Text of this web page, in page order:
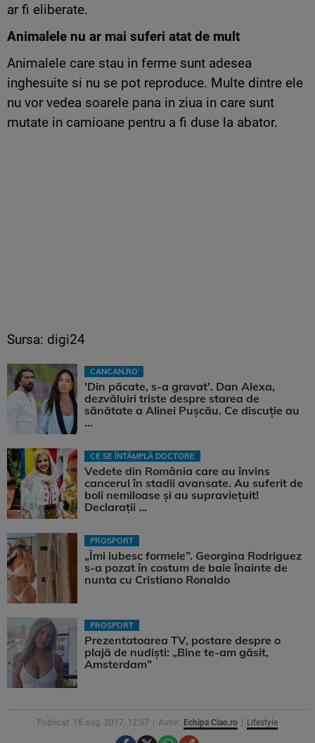
ar fi eliberate.
Animalele nu ar mai suferi atat de mult
Animalele care stau in ferme sunt adesea
inghesuite si nu se pot reproduce. Multe dintre ele
nu vor vedea soarele pana in ziua in care sunt
mutate in camioane pentru a fi duse la abator.
Sursa: digi24
CANCAN.RO
'Din păcate, s-a gravat'. Dan Alexa,
dezvăluiri triste despre starea de
sănătate a Alinei Pușcău. Ce discuție au
...
CE SE ÎNTÂMPLĂ DOCTORE
Vedete din România care au învins
cancerul în stadii avansate. Au suferit de
boli nemiloase şi au supravieţuit!
Declarații ...
PROSPORT
„Îmi iubesc formele”. Georgina Rodriguez
s-a pozat în costum de baie înainte de
nunta cu Cristiano Ronaldo
PROSPORT
Prezentatoarea TV, postare despre o
plajă de nudiști: „Bine te-am găsit,
Amsterdam”
Publicat: 16 aug. 2017, 12:37 Autor: Echipa Ciao.ro Lifestyle